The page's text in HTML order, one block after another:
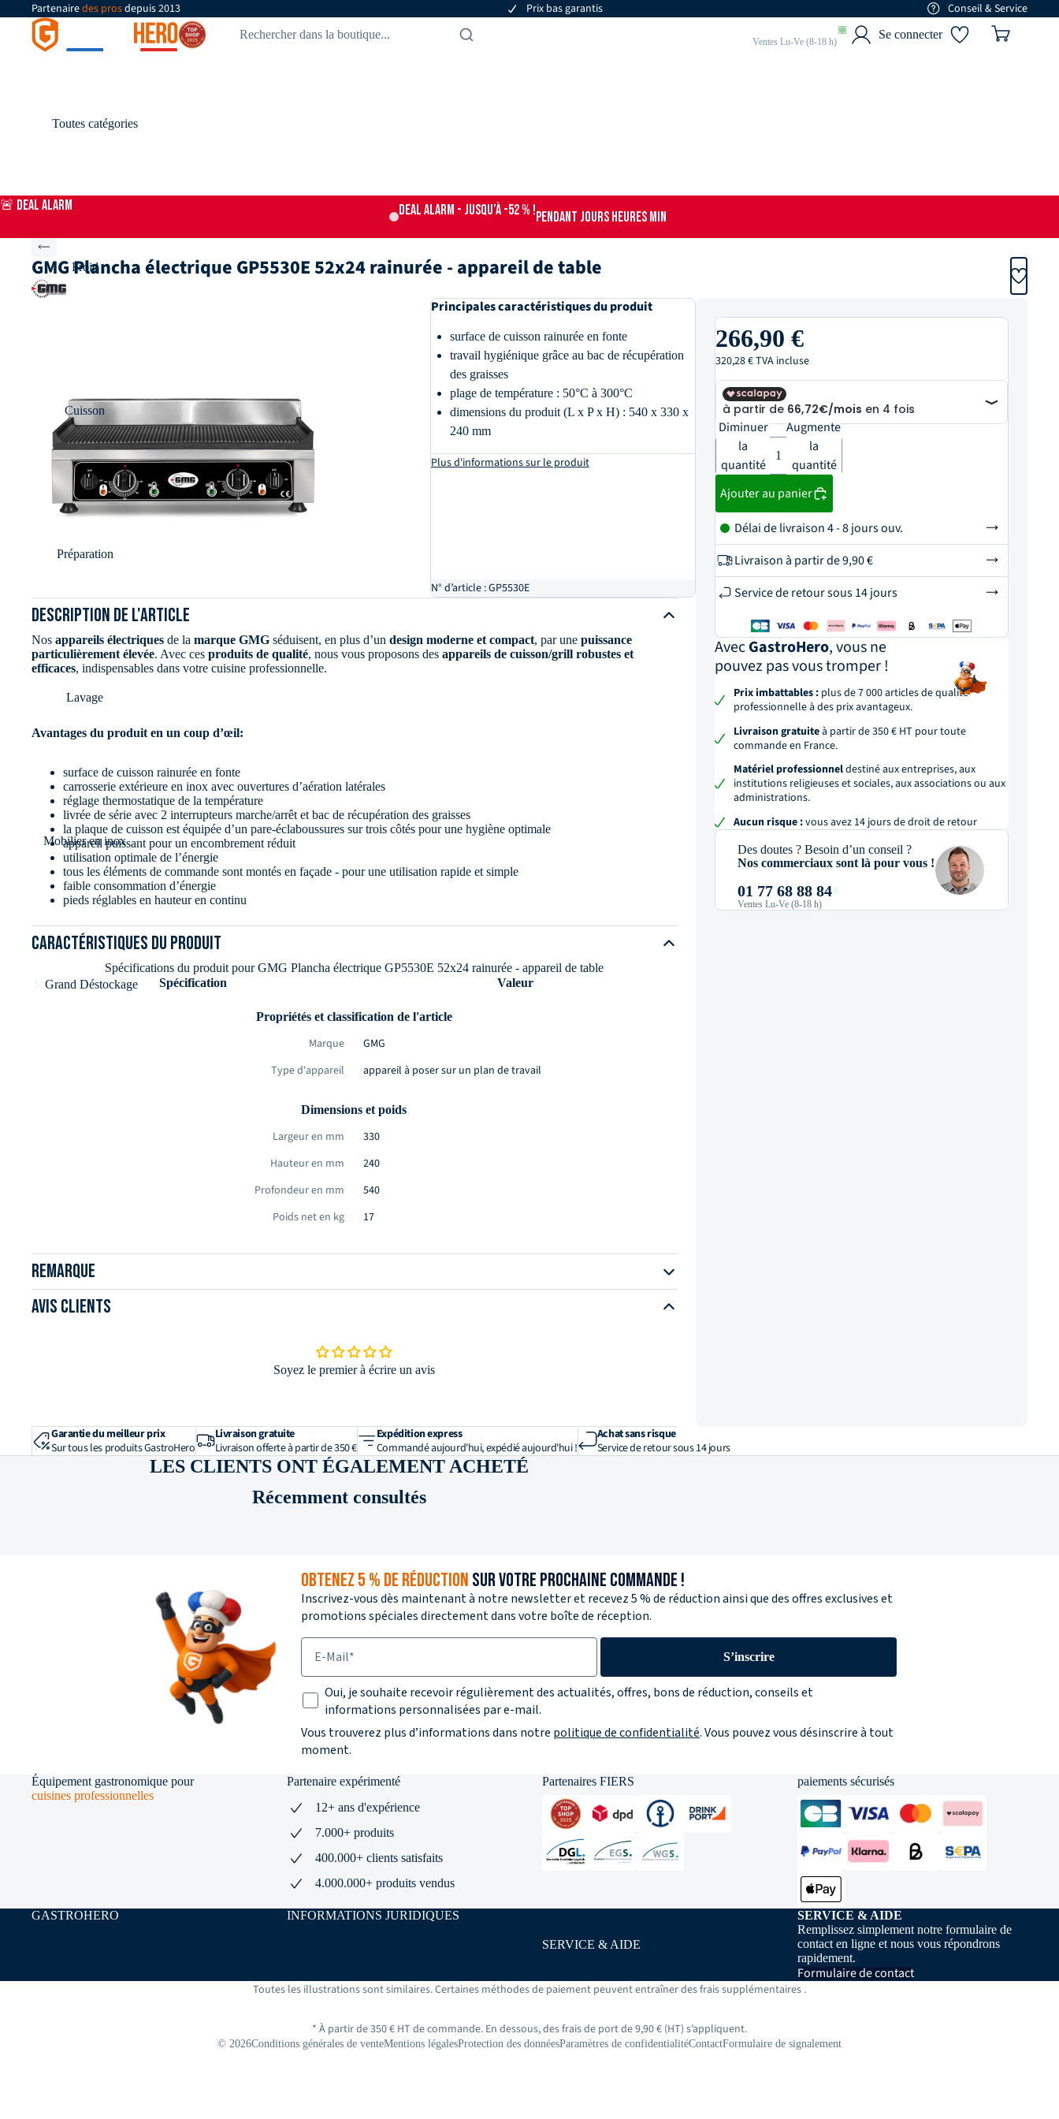
Partenairedes prosdepuis 2013 Prix bas garantis
Conseil & Service
01 77 68 88 84
Ventes Lu-Ve (8-18 h)
Se connecter
Toutes catégories
Froid
Cuisson
Préparation
Lavage
Mobilier en inox
Grand Déstockage
🚨 DEAL ALARM DEAL ALARM - jusqu’à -52 % !PENDANT JOURS HEURES MIN
GMG Plancha électrique GP5530E 52x24 rainurée - appareil de table
Principales caractéristiques du produit
surface de cuisson rainurée en fonte
travail hygiénique grâce au bac de récupération
des graisses
plage de température : 50°C à 300°C
dimensions du produit (L x P x H) : 540 x 330 x
240 mm
Plus d'informations sur le produit
N° d’article : GP5530E
266,90 €
320,28 € TVA incluse
Diminuer
la
quantité
Augmenter
la
quantité
Ajouter au panier
Délai de livraison 4 - 8 jours ouv.
Livraison à partir de9,90 €
Service de retour sous 14 jours
AvecGastroHero, vous ne
pouvez pas vous tromper !
Prix imbattables :plus de 7 000 articles de qualité
professionnelle à des prix avantageux.
Livraison gratuiteà partir de 350 € HT pour toute
commande en France.
Matériel professionneldestiné aux entreprises, aux
institutions religieuses et sociales, aux associations ou aux
administrations.
Aucun risque :vous avez 14 jours de droit de retour
Des doutes ? Besoin d’un conseil ?
Nos commerciaux sont là pour vous !
01 77 68 88 84
Ventes Lu-Ve (8-18 h)
DESCRIPTION DE L'ARTICLE
Nos appareils électriques de la marque GMG séduisent, en plus d’un design moderne et compact, par une puissance
particulièrement élevée. Avec ces produits de qualité, nous vous proposons des appareils de cuisson/grill robustes et
efficaces, indispensables dans votre cuisine professionnelle.
Avantages du produit en un coup d’œil:
surface de cuisson rainurée en fonte
carrosserie extérieure en inox avec ouvertures d’aération latérales
réglage thermostatique de la température
livrée de série avec 2 interrupteurs marche/arrêt et bac de récupération des graisses
la plaque de cuisson est équipée d’un pare-éclaboussures sur trois côtés pour une hygiène optimale
appareil puissant pour un encombrement réduit
utilisation optimale de l’énergie
tous les éléments de commande sont montés en façade - pour une utilisation rapide et simple
faible consommation d’énergie
pieds réglables en hauteur en continu
Informations sur la cuisson:
2 zones de chauffe réglables séparément
dimensions de la surface de cuisson (L x P) : 520 x 240 mm
Caractéristiques du produit
Spécifications du produit pour GMG Plancha électrique GP5530E 52x24 rainurée - appareil de table
Spécification
Valeur
Propriétés et classification de l'article
Marque
GMG
Type d'appareil
appareil à poser sur un plan de travail
Dimensions et poids
Largeur en mm
330
Hauteur en mm
240
Profondeur en mm
540
Poids net en kg
17
Puissance et caractéristiques techniques
Fonctions et équipement
Matériau et construction
Matériau
inox
Surface des plaques de gril
rainuré
Remarque
Avis clients
Soyez le premier à écrire un avis
Garantie du meilleur prix
Sur tous les produits GastroHero
Livraison gratuite
Livraison offerte à partir de 350 €
Expédition express
Commandé aujourd'hui, expédié aujourd'hui !
Achat sans risque
Service de retour sous 14 jours
LES CLIENTS ONT ÉGALEMENT ACHETÉ
Récemment consultés
OBTENEZ 5 % DE RÉDUCTION SUR VOTRE PROCHAINE COMMANDE !
Inscrivez-vous dès maintenant à notre newsletter et recevez 5 % de réduction ainsi que des offres exclusives et
promotions spéciales directement dans votre boîte de réception.
E-Mail
S’inscrire
Texte sur la protection des données
Oui, je souhaite recevoir régulièrement des actualités, offres, bons de réduction, conseils et
informations personnalisées par e-mail.
Vous trouverez plus d’informations dans notre politique de confidentialité. Vous pouvez vous désinscrire à tout
moment.
Équipement gastronomique pour
cuisines professionnelles
Partenaire expérimenté
12+ ans d'expérience
7.000+ produits
400.000+ clients satisfaits
4.000.000+ produits vendus
Partenaires FIERS paiements sécurisés
GASTROHERO INFORMATIONS JURIDIQUES
SERVICE & AIDE
SERVICE & AIDE
Remplissez simplement notre formulaire de
contact en ligne et nous vous répondrons
rapidement.
Formulaire de contact
Toutes les illustrations sont similaires. Certaines méthodes de paiement peuvent entraîner des fraissupplémentaires .
* À partir de 350 € HT de commande. En dessous, des frais de port de 9,90 € (HT) s’appliquent.
© 2026Conditions générales de venteMentions légalesProtection des donnéesParamètres de confidentialitéContactFormulaire de signalement